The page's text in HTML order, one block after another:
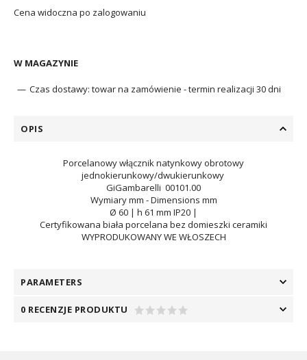
Cena widoczna po zalogowaniu
W MAGAZYNIE
Czas dostawy: towar na zamówienie - termin realizacji 30 dni
OPIS
Porcelanowy włącznik natynkowyobrotowy
jednokierunkowy/dwukierunkowy
GiGambarelli 00101.00
Wymiary mm - Dimensions mm
Ø 60 | h 61 mm IP20 |
Certyfikowana biała porcelana bez domieszki ceramiki
WYPRODUKOWANY WE WŁOSZECH
PARAMETERS
0 RECENZJE PRODUKTU